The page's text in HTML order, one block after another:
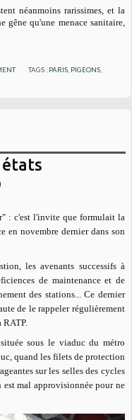
néanmoins rarissimes, et la
gêne qu'une menace sanitaire,
TAGS : PARIS PIGEONS
états
: c'est l'invite que formulait la
en novembre dernier dans son
les avenants successifs à
de maintenance et de
des stations... Ce dernier
de le rappeler régulièrement
RATP.
sous le viaduc du métro
quand les filets de protection
sur les selles des cycles
est mal approvisionnée pour ne